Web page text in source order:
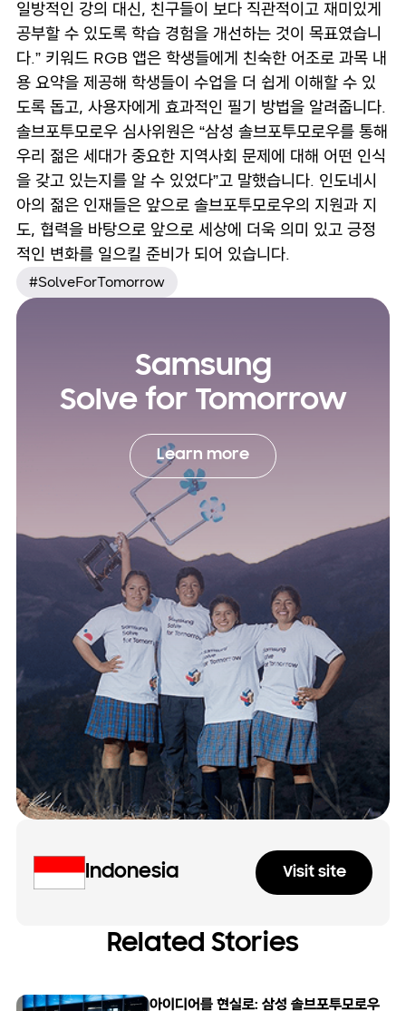
일방적인 강의 대신, 친구들이 보다 직관적이고 재미있게
공부할 수 있도록 학습 경험을 개선하는 것이 목표였습니
다.” 키워드 RGB 앱은 학생들에게 친숙한 어조로 과목 내
용 요약을 제공해 학생들이 수업을 더 쉽게 이해할 수 있
도록 돕고, 사용자에게 효과적인 필기 방법을 알려줍니다.
솔브포투모로우 심사위원은 “삼성 솔브포투모로우를 통해
우리 젊은 세대가 중요한 지역사회 문제에 대해 어떤 인식
을 갖고 있는지를 알 수 있었다”고 말했습니다. 인도네시
아의 젊은 인재들은 앞으로 솔브포투모로우의 지원과 지
도, 협력을 바탕으로 앞으로 세상에 더욱 의미 있고 긍정
적인 변화를 일으킬 준비가 되어 있습니다.
#SolveForTomorrow
Samsung
Solve for Tomorrow
Learn more
Indonesia Visit site
Related Stories
아이디어를 현실로: 삼성 솔브포투모로우